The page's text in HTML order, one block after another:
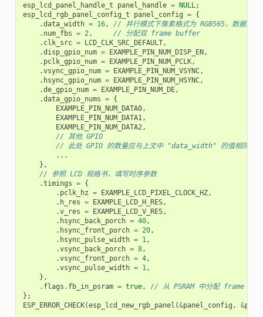
esp_lcd_panel_handle_t panel_handle = NULL;
esp_lcd_rgb_panel_config_t
panel_config = {
.data_width = 16,
// 并行模式下像素格式为 RGB565，数据宽
. num_fbs = 2,
// 分配双 frame buffer
. clk_src = LCD_CLK_SRC_DEFAULT,
.disp_gpio_num = EXAMPLE_PIN_NUM_DISP_EN,
. pclk_gpio_num = EXAMPLE_PIN_NUM_PCLK,
.vsync_gpio_num = EXAMPLE_PIN_NUM_VSYNC,
. hsync_gpio_num = EXAMPLE_PIN_NUM_HSYNC,
.de_gpio_num = EXAMPLE_PIN_NUM_DE,
.data_gpio_nums = {
EXAMPLE_PIN_NUM_DATA0,
EXAMPLE_PIN_NUM_DATA1,
EXAMPLE_PIN_NUM_DATA2,
// 其他 GPIO
// 此处 GPIO 的数量应与上文中 "data_width" 的值相同
...
},
// 参照 LCD 规格书，填写时序参数
.timings = {
. pclk_hz = EXAMPLE_LCD_PIXEL_CLOCK_HZ,
. h_res = EXAMPLE_LCD_H_RES,
.v_res = EXAMPLE_LCD_V_RES,
. hsync_back_porch = 40,
. hsync_front_porch = 20,
. hsync_pulse_width = 1,
.vsync_back_porch = 8,
.vsync_front_porch = 4,
.vsync_pulse_width = 1,
},
. flags . fb_in_psram = true,
// 从 PSRAM 中分配 frame
};
ESP_ERROR_CHECK(esp_lcd_new_rgb_panel (&panel_config , &